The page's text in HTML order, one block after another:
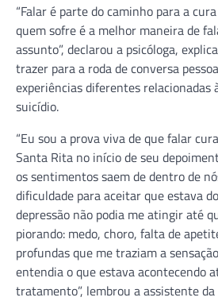
“Falar é parte do caminho para a
quem sofre é a melhor maneira de
assunto”, declarou a psicóloga,
trazer para a roda de conversa
experiências diferentes relacionadas
suicídio.
“Eu sou a prova viva de que falar
Santa Rita no início de seu
os sentimentos saem de dentro de
dificuldade para aceitar que estava
depressão não podia me atingir até
piorando: medo, choro, falta de
profundas que me traziam a
entendia o que estava acontecendo
tratamento”, lembrou a assistente